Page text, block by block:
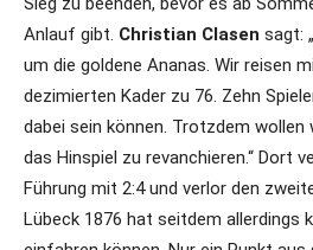
Anlauf gibt. Christian Clasen sagt:
um die goldene Ananas. Wir reisen
dezimierten Kader zu 76. Zehn
dabei sein können. Trotzdem wollen
das Hinspiel zu revanchieren.“ Dort
Führung mit 2:4 und verlor den
Lübeck 1876 hat seitdem allerdings